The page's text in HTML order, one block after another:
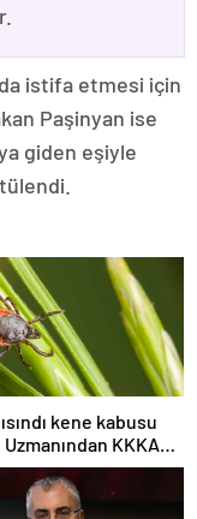
istifa etmesi için
Paşinyan ise
giden eşiyle
kene kabusu
Uzmanından KKKA
kenelere